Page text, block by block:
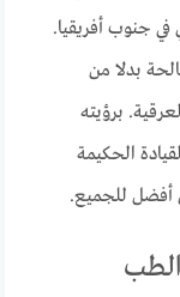
جنوب أفريقيا.
بدلا من
برؤيته
الحكيمة
أفضل للجميع.
الطب